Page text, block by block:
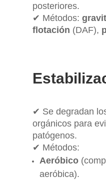
posteriores.
✔ Métodos:
flotación (DAF),
✔ Se degradan
orgánicos para
patógenos.
✔ Métodos:
Aeróbico
aeróbica).